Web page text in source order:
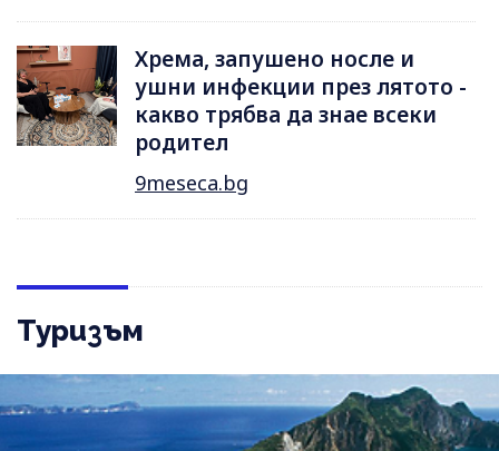
Хрема, запушено носле и
ушни инфекции през лятотo -
какво трябва да знае всеки
родител
9meseca.bg
Туризъм